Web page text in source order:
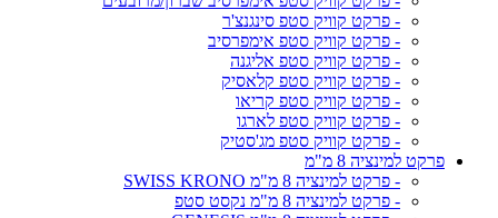
- פרקט קוויק סטפ סינגנצ'ר
- פרקט קוויק סטפ אימפרסיב
- פרקט קוויק סטפ אליגנה
- פרקט קוויק סטפ קלאסיק
- פרקט קוויק סטפ קריאו
- פרקט קוויק סטפ לארגו
- פרקט קוויק סטפ מג'סטיק
פרקט למינציה 8 מ"מ
- פרקט למינציה 8 מ"מ SWISS KRONO
- פרקט למינציה 8 מ"מ נקסט סטפ